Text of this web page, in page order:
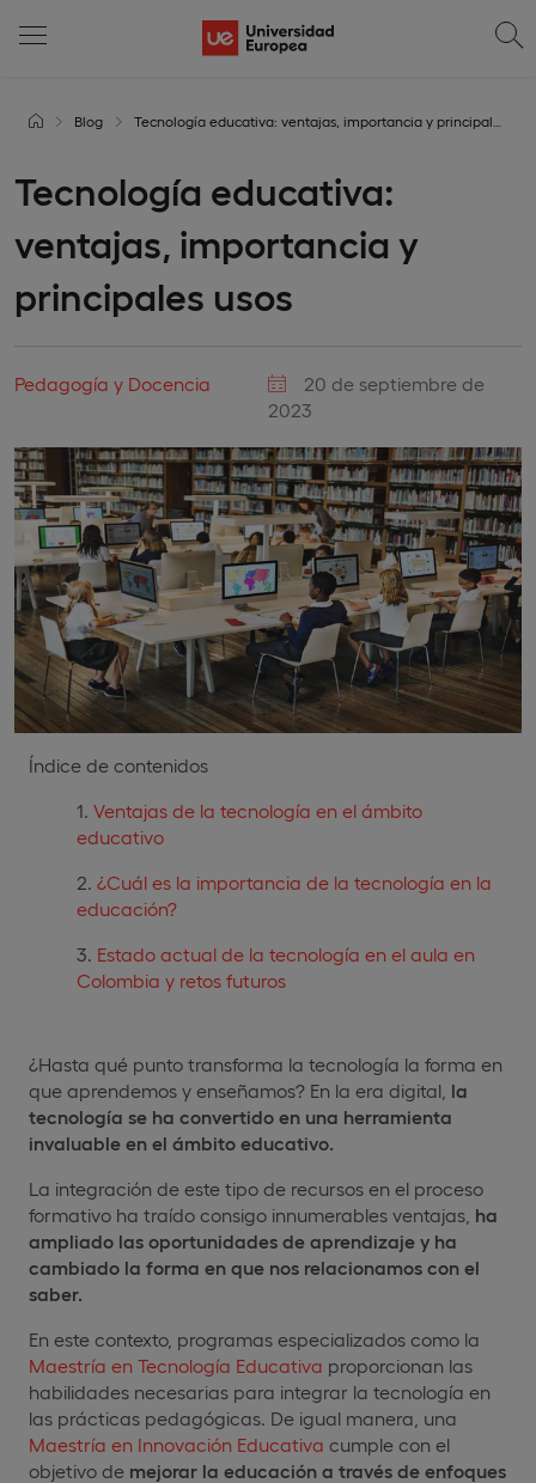
Blog Tecnología educativa: ventajas, importancia y principales usos
Tecnología educativa:
ventajas, importancia y
principales usos
Pedagogía y Docencia
20 de septiembre de
2023
Índice de contenidos
Ventajas de la tecnología en el ámbito
educativo
¿Cuál es la importancia de la tecnología en la
educación?
Estado actual de la tecnología en el aula en
Colombia y retos futuros
¿Hasta qué punto transforma la tecnología la forma en
que aprendemos y enseñamos? En la era digital, la
tecnología se ha convertido en una herramienta
invaluable en el ámbito educativo.
La integración de este tipo de recursos en el proceso
formativo ha traído consigo innumerables ventajas, ha
ampliado las oportunidades de aprendizaje y ha
cambiado la forma en que nos relacionamos con el
saber.
En este contexto, programas especializados como la
Maestría en Tecnología Educativa proporcionan las
habilidades necesarias para integrar la tecnología en
las prácticas pedagógicas. De igual manera, una
Maestría en Innovación Educativa cumple con el
objetivo de mejorar la educación a través de enfoques